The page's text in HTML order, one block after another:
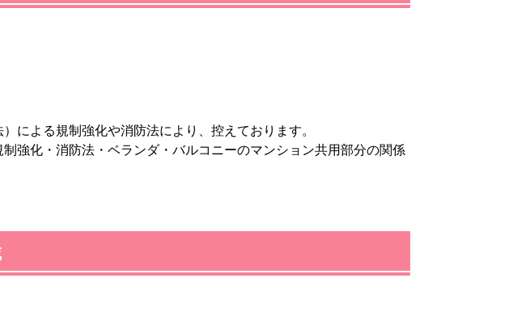
による規制強化や消防法により、控えております。
強化・消防法・ベランダ・バルコニーのマンション共用部分の関係